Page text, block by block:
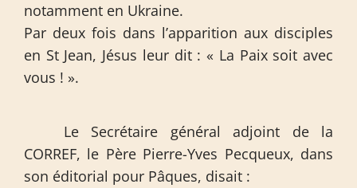
notamment en Ukraine.
Par deux fois dans l’apparition aux disciples
en St Jean, Jésus leur dit : « La Paix soit avec
vous ! ».
Le Secrétaire général adjoint de la
CORREF, le Père Pierre-Yves Pecqueux, dans
son éditorial pour Pâques, disait :